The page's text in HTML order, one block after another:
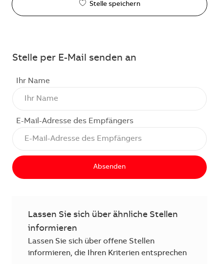
Stelle speichern
Stelle per E-Mail senden an
Ihr Name
E-Mail-Adresse des Empfängers
Absenden
Lassen Sie sich über ähnliche Stellen
informieren
Lassen Sie sich über offene Stellen
informieren, die Ihren Kriterien entsprechen